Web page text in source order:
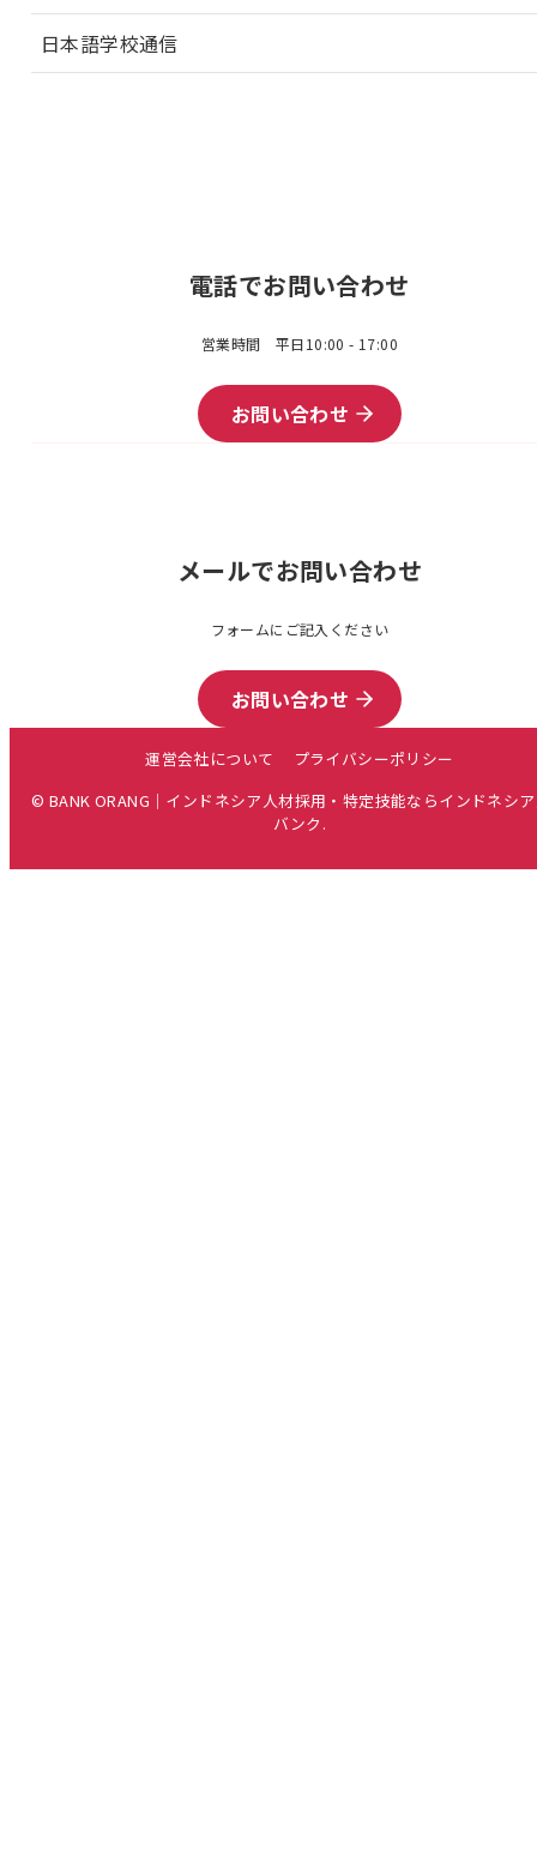
日本語学校通信
電話でお問い合わせ
営業時間 平日10:00 - 17:00
お問い合わせ
メールでお問い合わせ
フォームにご記入ください
お問い合わせ
運営会社について
プライバシーポリシー
© BANK ORANG｜インドネシア人材採用・特定技能ならインドネシ
バンク.